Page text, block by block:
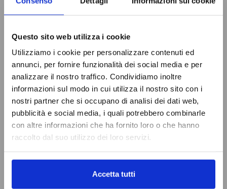
Questo sito web utilizza i cookie
Utilizziamo i cookie per personalizzare contenuti ed
annunci, per fornire funzionalità dei social media e per
analizzare il nostro traffico. Condividiamo inoltre
informazioni sul modo in cui utilizza il nostro sito con i
nostri partner che si occupano di analisi dei dati web,
pubblicità e social media, i quali potrebbero combinarle
con altre informazioni che ha fornito loro o che hanno
raccolto dal suo utilizzo dei loro servizi.
Accetta tutti